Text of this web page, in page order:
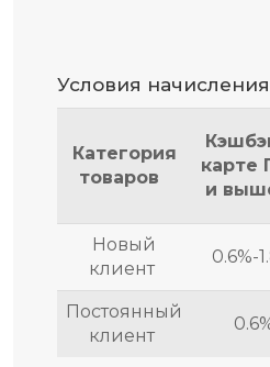
Условия начисления
Категория
товаров
карте
и
Новый
клиент
0.6%-
Постоянный
клиент